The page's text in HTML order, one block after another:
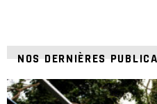
NOS DERNIÈRES